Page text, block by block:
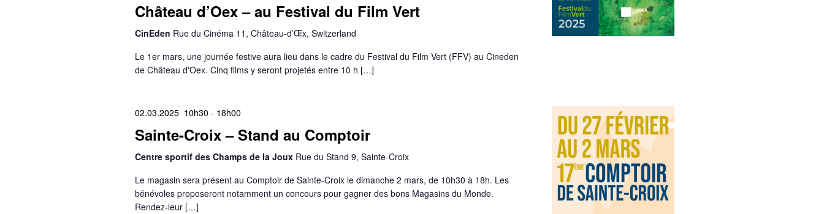
Château d’Oex – au Festival du Film Vert
CinEden Rue du Cinéma 11, Château-d’Œx, Switzerland
Le 1er mars, une journée festive aura lieu dans le cadre du Festival du Film Vert (FFV) au Cineden
de Château d'Oex. Cinq films y seront projetés entre 10 h […]
02.03.2025 10h30 - 18h00
Sainte-Croix – Stand au Comptoir
Centre sportif des Champs de la Joux Rue du Stand 9, Sainte-Croix
Le magasin sera présent au Comptoir de Sainte-Croix le dimanche 2 mars, de 10h30 à 18h. Les
bénévoles proposeront notamment un concours pour gagner des bons Magasins du Monde.
Rendez-leur […]